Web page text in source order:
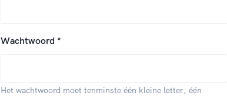
Wachtwoord *
Het wachtwoord moet tenminste één kleine letter, één